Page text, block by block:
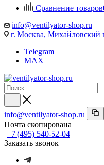
Сравнение товаров
info@ventilyator-shop.ru
г. Москва, Михайловский
Telegram
MAX
info@ventilyator-shop.ru
Почта скопирована
+7 (495) 540-52-04
Заказать звонок